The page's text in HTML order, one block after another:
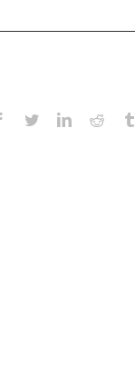
Facebook
TwitterLinkedInReddit